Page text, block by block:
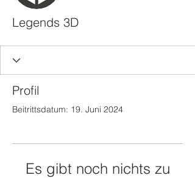
Legends 3D
Profil
Beitrittsdatum: 19. Juni 2024
Es gibt noch nichts zu